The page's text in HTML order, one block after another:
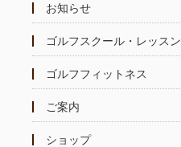
お知らせ
ゴルフスクール・レッスン
ゴルフフィットネス
ご案内
ショップ